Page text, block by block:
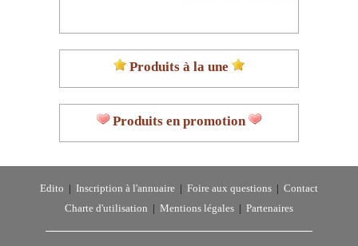
Produits à la une
Produits en promotion
Edito Inscription à l'annuaire Foire aux questions
Contact
Charte d'utilisation
Mentions légales Partenaires